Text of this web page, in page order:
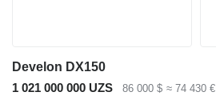
Develon DX150
1 021 000 000 UZS
86 000 $ ≈ 74 430 €